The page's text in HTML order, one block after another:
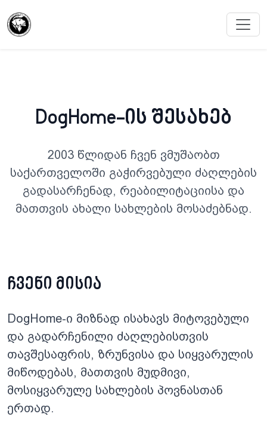
DogHome-ის შესახებ
2003 წლიდან ჩვენ ვმუშაობთ
საქართველოში გაჭირვებული ძაღლების
გადასარჩენად, რეაბილიტაციისა და
მათთვის ახალი სახლების მოსაძებნად.
ჩვენი მისია
DogHome-ი მიზნად ისახავს მიტოვებული
და გადარჩენილი ძაღლებისთვის
თავშესაფრის, ზრუნვისა და სიყვარულის
მიწოდებას, მათთვის მუდმივი,
მოსიყვარულე სახლების პოვნასთან
ერთად.